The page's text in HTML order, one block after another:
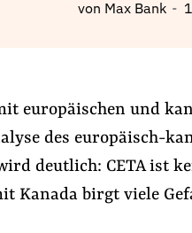
von Max Bank
europäischen und
des europäisch-
deutlich: CETA ist
Kanada birgt viele